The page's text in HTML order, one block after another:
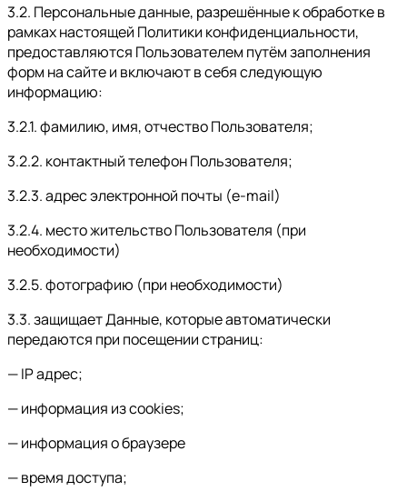
3.2. Персональные данные, разрешённые к обработке в
рамках настоящей Политики конфиденциальности,
предоставляются Пользователем путём заполнения
форм на сайте и включают в себя следующую
информацию:
3.2.1. фамилию, имя, отчество Пользователя;
3.2.2. контактный телефон Пользователя;
3.2.3. адрес электронной почты (e-mail)
3.2.4. место жительство Пользователя (при
необходимости)
3.2.5. фотографию (при необходимости)
3.3. защищает Данные, которые автоматически
передаются при посещении страниц:
— IP адрес;
— информация из cookies;
— информация о браузере
— время доступа;